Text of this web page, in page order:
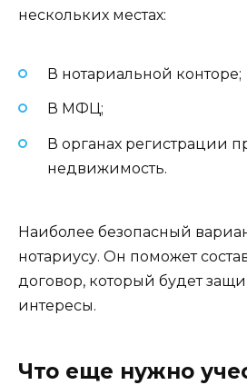
нескольких местах:
В нотариальной конторе;
В МФЦ;
В органах регистрации
недвижимость.
Наиболее безопасный
нотариусу. Он поможет
договор, который будет
интересы.
Что еще нужно